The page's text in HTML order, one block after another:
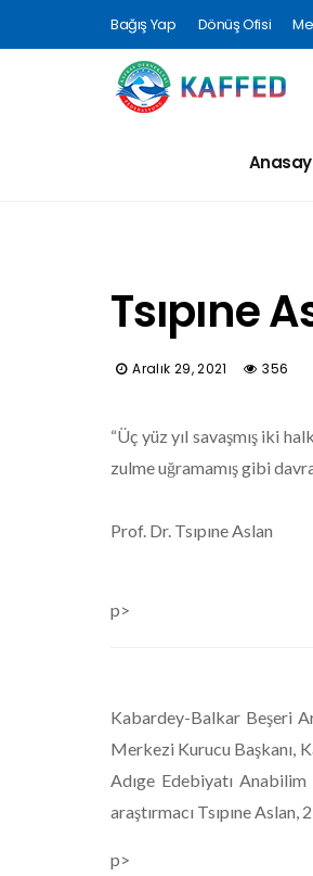
Bağış Yap Dönüş Ofisi
Tsıpıne
Aralık 29, 2021 356
“Üç yüz yıl savaşmış iki
zulme uğramamış gibi
Prof. Dr. Tsıpıne Aslan
p>
Kabardey-Balkar Beşeri
Merkezi Kurucu Başkanı,
Adıge Edebiyatı
araştırmacı Tsıpıne
p>